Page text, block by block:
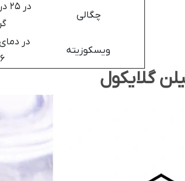
چگالی
ویسکوزیته
56
گلایکول